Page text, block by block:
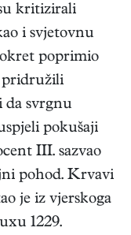
kritizirali
i svjetovnu
poprimio
pridružili
da svrgnu
pokušaji
III. sazvao
pohod. Krvavi
je iz vjerskoga
1229.